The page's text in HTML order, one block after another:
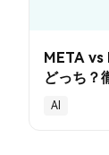
META vs
どっち？
AI